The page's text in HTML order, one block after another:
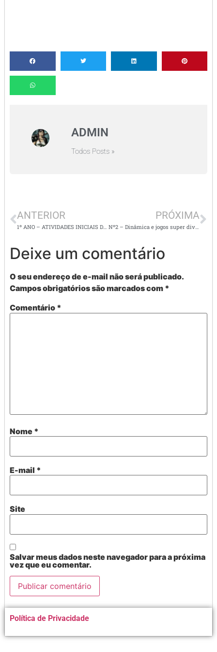
ADMIN
Todos Posts »
ANTERIOR
1º ANO – ATIVIDADES INICIAIS DE MATEMÁTICA
PRÓXIMA
Nº2 – Dinâmica e jogos super divertidos – volta às aulas.
Deixe um comentário
O seu endereço de e-mail não será publicado.
Campos obrigatórios são marcados com *
Comentário *
Nome *
E-mail *
Site
Salvar meus dados neste navegador para a próxima
vez que eu comentar.
Alternative:
Política de Privacidade